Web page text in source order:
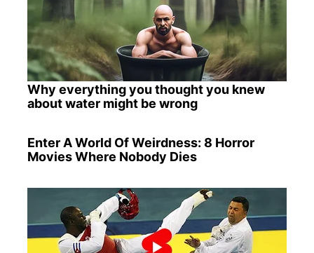
Why everything you thought you knew
about water might be wrong
Enter A World Of Weirdness: 8 Horror
Movies Where Nobody Dies